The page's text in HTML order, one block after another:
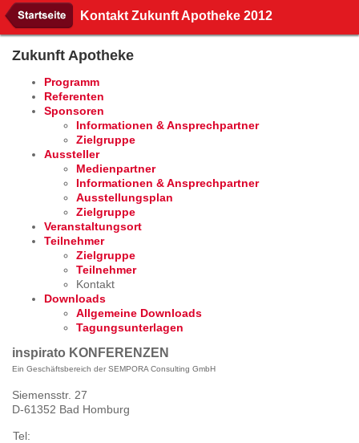
Kontakt Zukunft Apotheke 2012
Zukunft Apotheke
Programm
Referenten
Sponsoren
Informationen & Ansprechpartner
Zielgruppe
Aussteller
Medienpartner
Informationen & Ansprechpartner
Ausstellungsplan
Zielgruppe
Veranstaltungsort
Teilnehmer
Zielgruppe
Teilnehmer
Kontakt
Downloads
Allgemeine Downloads
Tagungsunterlagen
inspirato KONFERENZEN
Ein Geschäftsbereich der SEMPORA Consulting GmbH
Siemensstr. 27
D-61352 Bad Homburg
Tel: